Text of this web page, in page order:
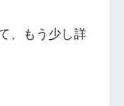
、もう少し詳